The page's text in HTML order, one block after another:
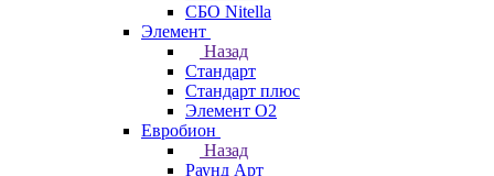
СБО Nitella
Элемент
Назад
Стандарт
Стандарт плюс
Элемент О2
Евробион
Назад
Раунд Арт